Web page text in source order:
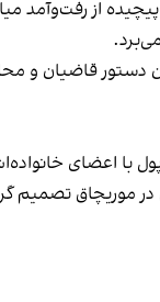
از رفت‌وآمد
قاضیان و
موریچاق تصمیم